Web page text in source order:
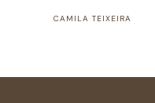
CAMILA TEIXEIRA